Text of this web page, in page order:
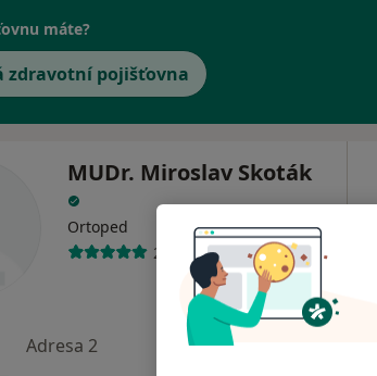
máte?
zdravotní pojišťovna
MUDr. Miroslav Skoták
Ortoped
20 názorů
Adresa 2